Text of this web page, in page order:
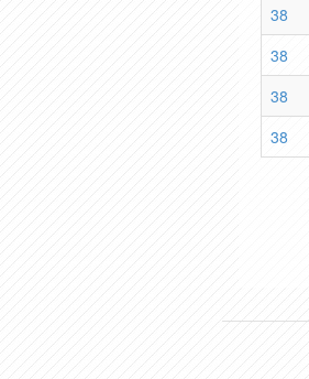
38
38
38
38